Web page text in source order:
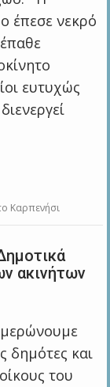
έπεσε νεκρό
ευτυχώς
Καρπενήσι
ακινήτων
δημότες και
του